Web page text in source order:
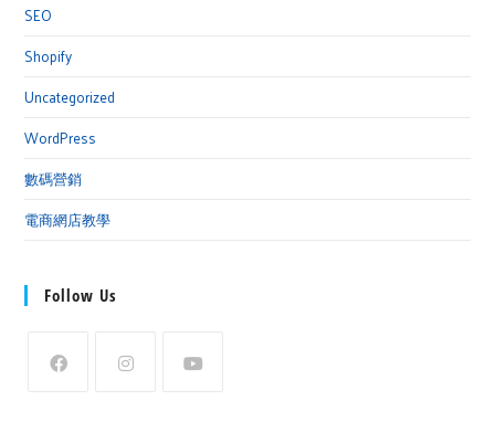
SEO
Shopify
Uncategorized
WordPress
數碼營銷
電商網店教學
Follow Us